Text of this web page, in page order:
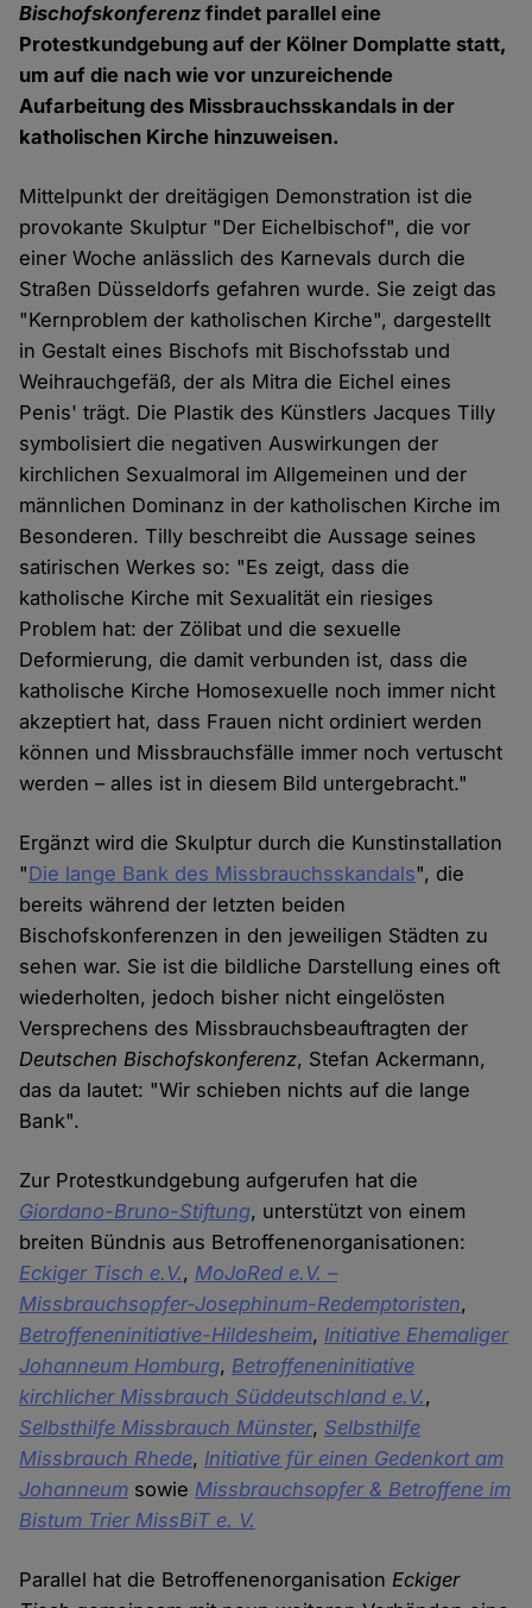
Bischofskonferenzfindet parallel eine
Protestkundgebung auf der Kölner Domplatte statt,
um auf die nach wie vor unzureichende
Aufarbeitung des Missbrauchsskandals in der
katholischen Kirche hinzuweisen.
Mittelpunkt der dreitägigen Demonstration ist die
provokante Skulptur "Der Eichelbischof", die vor
einer Woche anlässlich des Karnevals durch die
Straßen Düsseldorfs gefahren wurde. Sie zeigt das
"Kernproblem der katholischen Kirche", dargestellt
in Gestalt eines Bischofs mit Bischofsstab und
Weihrauchgefäß, der als Mitra die Eichel eines
Penis' trägt. Die Plastik des Künstlers Jacques Tilly
symbolisiert die negativen Auswirkungen der
kirchlichen Sexualmoral im Allgemeinen und der
männlichen Dominanz in der katholischen Kirche im
Besonderen. Tilly beschreibt die Aussage seines
satirischen Werkes so: "Es zeigt, dass die
katholische Kirche mit Sexualität ein riesiges
Problem hat: der Zölibat und die sexuelle
Deformierung, die damit verbunden ist, dass die
katholische Kirche Homosexuelle noch immer nicht
akzeptiert hat, dass Frauen nicht ordiniert werden
können und Missbrauchsfälle immer noch vertuscht
werden – alles ist in diesem Bild untergebracht."
Ergänzt wird die Skulptur durch die Kunstinstallation
"Die lange Bank des Missbrauchsskandals", die
bereits während der letzten beiden
Bischofskonferenzen in den jeweiligen Städten zu
sehen war. Sie ist die bildliche Darstellung eines oft
wiederholten, jedoch bisher nicht eingelösten
Versprechens des Missbrauchsbeauftragten der
Deutschen Bischofskonferenz, Stefan Ackermann,
das da lautet: "Wir schieben nichts auf die lange
Bank".
Zur Protestkundgebung aufgerufen hat die
Giordano-Bruno-Stiftung, unterstützt von einem
breiten Bündnis aus Betroffenenorganisationen:
Eckiger Tisch e.V., MoJoRed e.V. –
Missbrauchsopfer-Josephinum-Redemptoristen,
Betroffeneninitiative-Hildesheim, Initiative Ehemaliger
Johanneum Homburg, Betroffeneninitiative
kirchlicher Missbrauch Süddeutschland e.V.,
Selbsthilfe Missbrauch Münster, Selbsthilfe
Missbrauch Rhede, Initiative für einen Gedenkort am
Johanneum sowie Missbrauchsopfer & Betroffene im
Bistum Trier MissBiT e. V.
Parallel hat die BetroffenenorganisationEckiger